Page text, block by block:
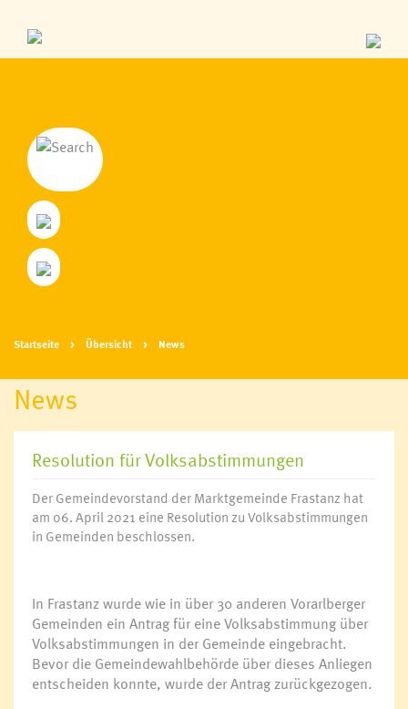
Startseite Übersicht News
News
Resolution für Volksabstimmungen
Der Gemeindevorstand der Marktgemeinde Frastanz hat
am 06. April 2021 eine Resolution zu Volksabstimmungen
in Gemeinden beschlossen.
In Frastanz wurde wie in über 30 anderen Vorarlberger
Gemeinden ein Antrag für eine Volksabstimmung über
Volksabstimmungen in der Gemeinde eingebracht.
Bevor die Gemeindewahlbehörde über dieses Anliegen
entscheiden konnte, wurde der Antrag zurückgezogen.